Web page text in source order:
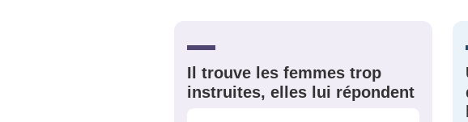
Il trouve les femmes trop
instruites, elles lui répondent